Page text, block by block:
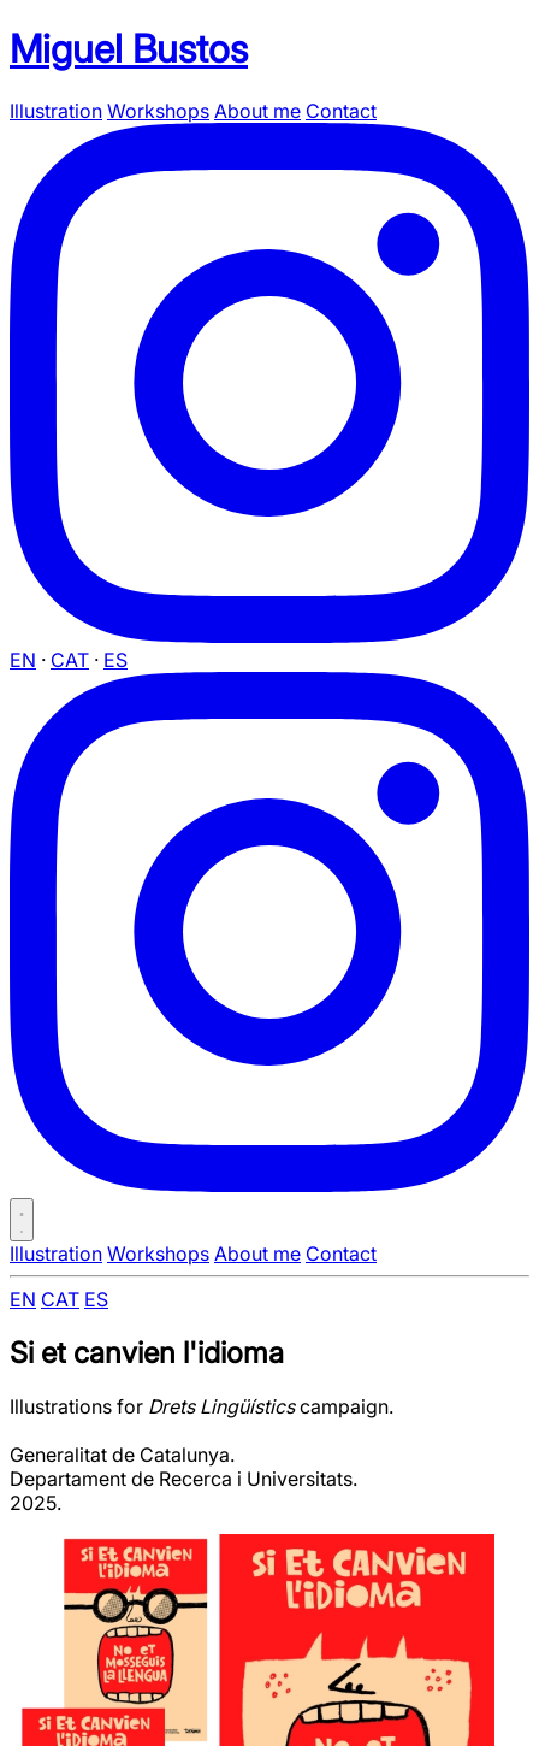
Miguel Bustos
Illustration Workshops About me Contact
EN · CAT · ES
Illustration Workshops About me Contact
EN CAT ES
Si et canvien l'idioma
Illustrations for Drets Lingüísticscampaign.
Generalitat de Catalunya.
Departament de Recerca i Universitats.
2025.